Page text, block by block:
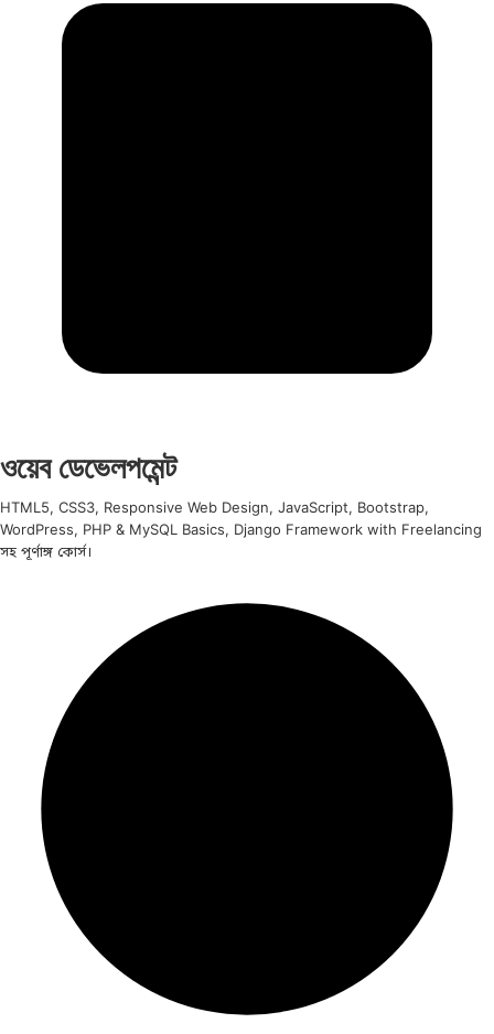
ওয়েব ডেভেলপমেন্ট
HTML5, CSS3, Responsive Web Design, JavaScript, Bootstrap,
WordPress, PHP & MySQL Basics, Django Framework with Freelancing
সহ পূর্ণাঙ্গ কোর্স।